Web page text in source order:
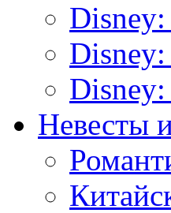
Disney:
Невесты